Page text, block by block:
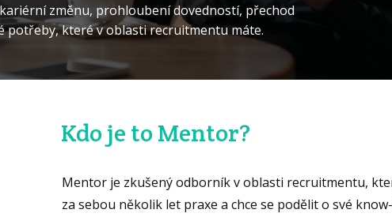
změnu, prohloubení dovedností, přechod
které v oblasti recruitmentu máte.
Kdo je to Mentor?
Mentor je zkušený odborník v oblasti recruitmentu,
za sebou několik let praxe a chce se podělit o své